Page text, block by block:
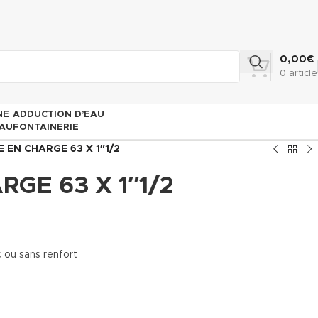
0 article
0,00€
ADDUCTION D’EAU
FONTAINERIE
EN CHARGE 63 X 1″1/2
63 X 1″1/2
ou sans renfort